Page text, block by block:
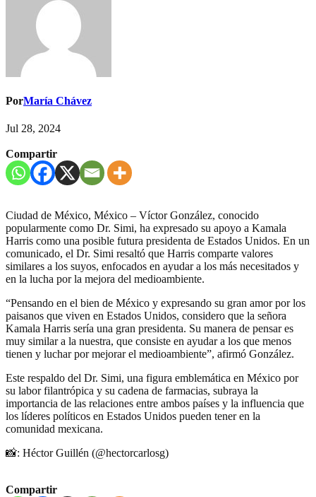
PorMaría Chávez
Jul 28, 2024
Compartir
Ciudad de México, México – Víctor González, conocido
popularmente como Dr. Simi, ha expresado su apoyo a Kamala
Harris como una posible futura presidenta de Estados Unidos. En un
comunicado, el Dr. Simi resaltó que Harris comparte valores
similares a los suyos, enfocados en ayudar a los más necesitados y
en la lucha por la mejora del medioambiente.
“Pensando en el bien de México y expresando su gran amor por los
paisanos que viven en Estados Unidos, considero que la señora
Kamala Harris sería una gran presidenta. Su manera de pensar es
muy similar a la nuestra, que consiste en ayudar a los que menos
tienen y luchar por mejorar el medioambiente”, afirmó González.
Este respaldo del Dr. Simi, una figura emblemática en México por
su labor filantrópica y su cadena de farmacias, subraya la
importancia de las relaciones entre ambos países y la influencia que
los líderes políticos en Estados Unidos pueden tener en la
comunidad mexicana.
📸: Héctor Guillén (@hectorcarlosg)
Compartir